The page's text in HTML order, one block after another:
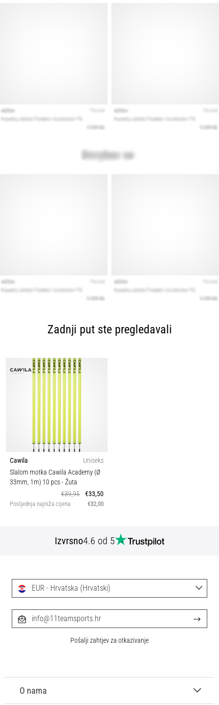
Zadnji put ste pregledavali
Cawila
Uniseks
Slalom motka Cawila Academy (Ø
33mm, 1m) 10 pcs- Žuta
€39,95
€33,50
Posljednja najniža cijena €32,00
Izvrsno4.6 od 5
O nama
EUR - Hrvatska (Hrvatski)
info@11teamsports.hr
Pošalji zahtjev za otkazivanje